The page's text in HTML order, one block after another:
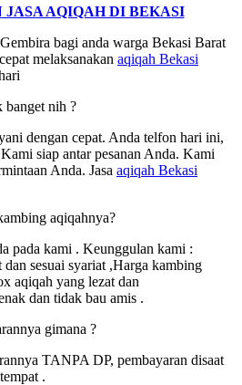
JASA AQIQAH DI BEKASI
bagi anda warga Bekasi Barat
melaksanakan aqiqah Bekasi
banget nih ?
dengan cepat. Anda telfon hari ini,
siap antar pesanan Anda. Kami
Anda. Jasa aqiqah Bekasi
aqiqahnya?
pada kami . Keunggulan kami :
sesuai syariat ,Harga kambing
aqiqah yang lezat dan
dan tidak bau amis .
gimana ?
TANPA DP, pembayaran disaat
.